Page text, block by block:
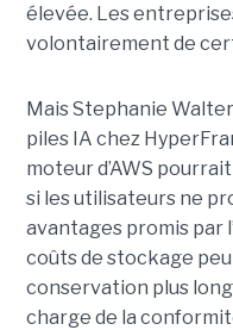
élevée. Les
volontairement de
Mais Stephanie
piles IA chez
moteur d’AWS
si les utilisateurs ne
avantages promis par
coûts de stockage
conservation plus
charge de la